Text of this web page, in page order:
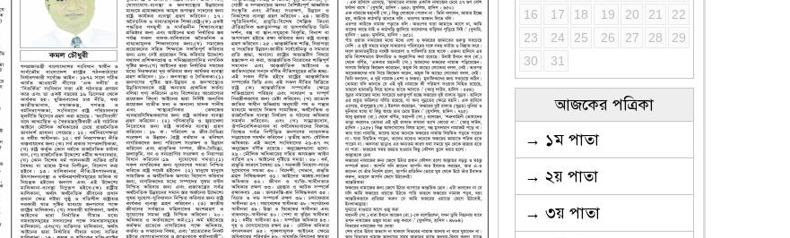
16
17 18 19 20 21
22
23
24 25 26 27 28
29
30
31
আজকের পত্রিকা
→ ১ম পাতা
→ ২য় পাতা
→ ৩য় পাতা